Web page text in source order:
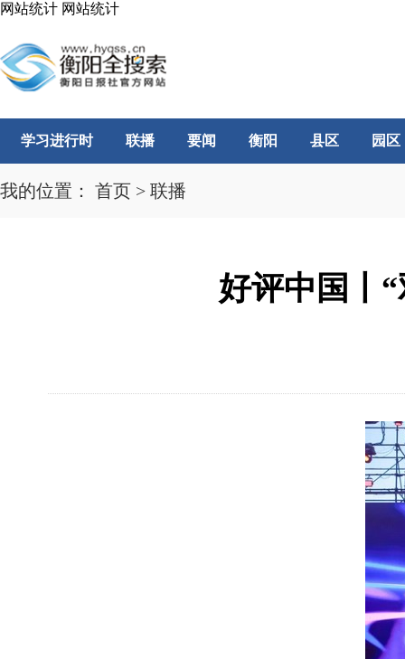
网站统计 网站统计
学习进行时 联播 要闻 衡阳 县区 园区
我的位置： 首页 > 联播
好评中国丨